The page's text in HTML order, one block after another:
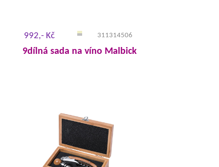
992,- Kč 311314506
9dílná sada na víno Malbick